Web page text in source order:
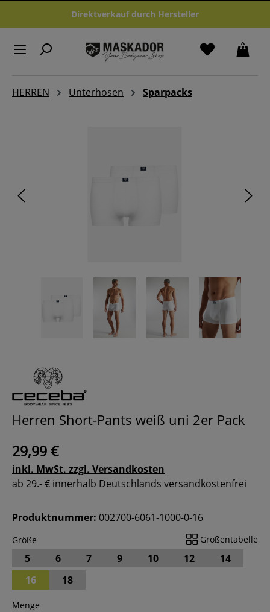
Zum Hauptinhalt springenDirektverkauf durch Hersteller
HERREN Unterhosen Sparpacks
Herren Short-Pants weiß uni 2er Pack
29,99 €
inkl. MwSt. zzgl. Versandkosten
ab 29.- € innerhalb Deutschlands versandkostenfrei
Produktnummer: 002700-6061-1000-0-16
Größe Größentabelle
5 6 7 9 10 12
14
16
18
Menge